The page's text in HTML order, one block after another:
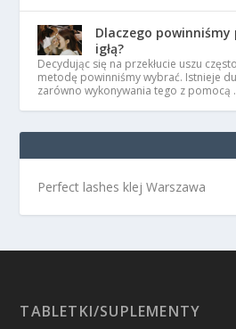
Dlaczego powinniśmy
igłą?
Decydując się na przekłucie uszu
metodę powinniśmy wybrać. Istnieje
zarówno wykonywania tego z pomocą
Perfect lashes klej Warszawa
TABLETKI/SUPLEMENTY